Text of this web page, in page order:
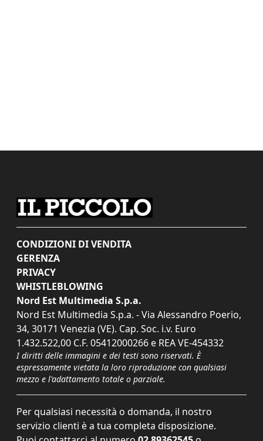
CONDIZIONI DI VENDITA
GERENZA
PRIVACY
WHISTLEBLOWING
Nord Est Multimedia S.p.a.
Nord Est Multimedia S.p.a. - Via Alessandro Poerio,
34, 30171 Venezia (VE). Cap. Soc. i.v. Euro
1.432.522,00 C.F. 05412000266 e REA VE-454332
I diritti delle immagini e dei testi sono riservati. È
espressamente vietata la loro riproduzione con qualsiasi
mezzo e l'adattamento totale o parziale.
Per qualsiasi necessità o domanda, il nostro
servizio clienti è a tua completa disposizione.